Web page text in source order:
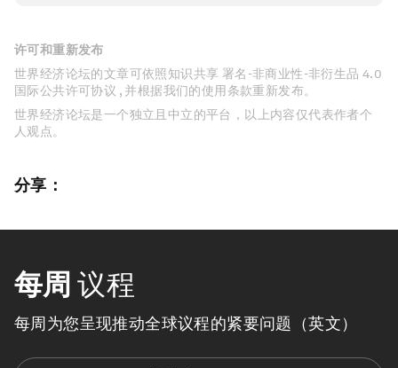
许可和重新发布
世界经济论坛的文章可依照知识共享 署名-非商业性-非衍生品 4.0
国际公共许可协议 , 并根据我们的使用条款重新发布。
世界经济论坛是一个独立且中立的平台，以上内容仅代表作者个
人观点。
分享：
每周 议程
每周为您呈现推动全球议程的紧要问题（英文）